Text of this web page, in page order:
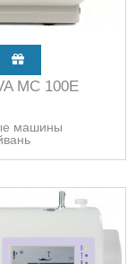
MC 100E
машины